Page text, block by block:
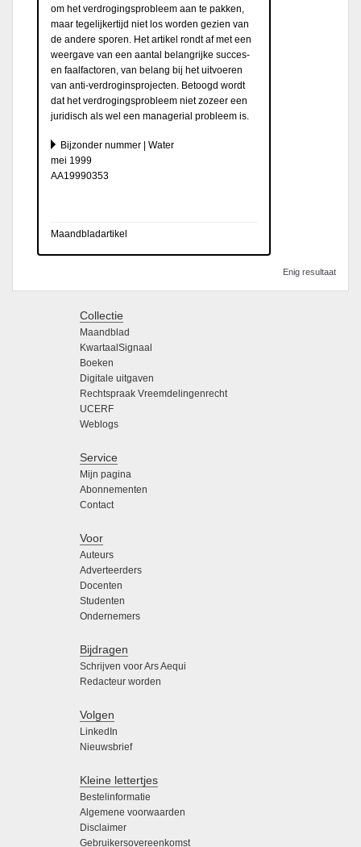
om het verdrogingsprobleem aan te pakken,
maar tegelijkertijd niet los worden gezien van
de andere sporen. Het artikel rondt af met een
weergave van een aantal belangrijke succes-
en faalfactoren, van belang bij het uitvoeren
van anti-verdroginsprojecten. Betoogd wordt
dat het verdrogingsprobleem niet zozeer een
juridisch als wel een managerial probleem is.
Bijzonder nummer | Water
mei 1999
AA19990353
Maandbladartikel
Enig resultaat
Collectie
Maandblad
KwartaalSignaal
Boeken
Digitale uitgaven
Rechtspraak Vreemdelingenrecht
UCERF
Weblogs
Service
Mijn pagina
Abonnementen
Contact
Voor
Auteurs
Adverteerders
Docenten
Studenten
Ondernemers
Bijdragen
Schrijven voor Ars Aequi
Redacteur worden
Volgen
LinkedIn
Nieuwsbrief
Kleine lettertjes
Bestelinformatie
Algemene voorwaarden
Disclaimer
Gebruikersovereenkomst